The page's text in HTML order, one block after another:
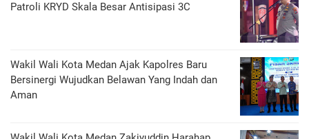
Patroli KRYD Skala Besar Antisipasi 3C
Wakil Wali Kota Medan Ajak Kapolres Baru
Bersinergi Wujudkan Belawan Yang Indah dan
Aman